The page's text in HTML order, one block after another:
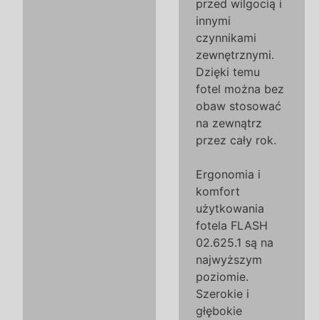
przed wilgocią i
innymi
czynnikami
zewnętrznymi.
Dzięki temu
fotel można bez
obaw stosować
na zewnątrz
przez cały rok.
Ergonomia i
komfort
użytkowania
fotela FLASH
02.625.1 są na
najwyższym
poziomie.
Szerokie i
głębokie